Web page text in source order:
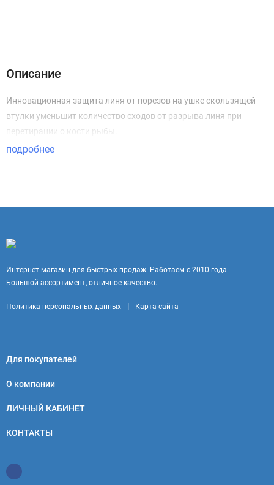
Описание
Инновационная защита линя от порезов на ушке скользящей
втулки уменьшит количество сходов от разрыва линя при
перетирании о кости рыбы.
подробнее
Интернет магазин для быстрых продаж. Работаем с 2010 года.
Большой ассортимент, отличное качество.
Политика персональных данных | Карта сайта
Для покупателей
О компании
ЛИЧНЫЙ КАБИНЕТ
КОНТАКТЫ